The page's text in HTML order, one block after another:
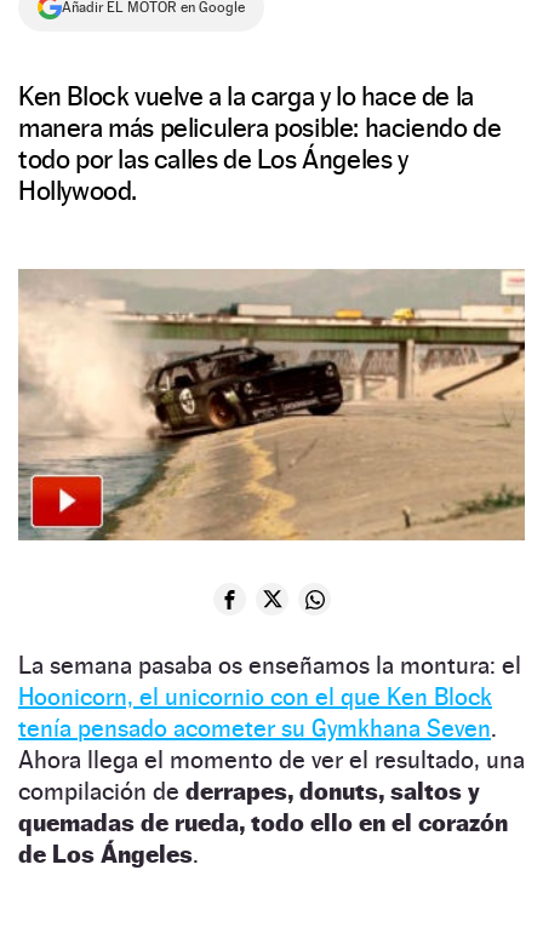
SÍGUENOS
Añadir EL MOTOR en Google
Ken Block vuelve a la carga y lo hace de la
manera más peliculera posible: haciendo de
todo por las calles de Los Ángeles y
Hollywood.
La semana pasaba os enseñamos la montura: el
Hoonicorn, el unicornio con el que Ken Block
tenía pensado acometer su Gymkhana Seven.
Ahora llega el momento de ver el resultado, una
compilación de derrapes, donuts, saltos y
quemadas de rueda, todo ello en el corazón
de Los Ángeles.